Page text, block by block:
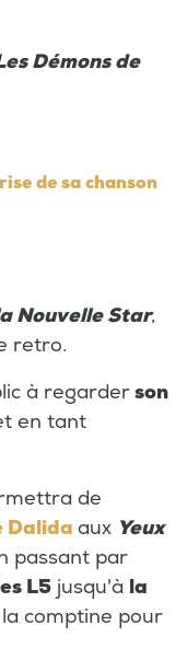
Démons de
de sa chanson
Nouvelle Star,
retro.
à regarderson
en tant
de
Dalida aux Yeux
passant par
L5 jusqu'à la
la comptine pour